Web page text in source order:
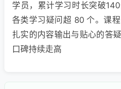
学员，累计学习时长突破
各类学习疑问超 80 个。课
扎实的内容输出与贴心的答
口碑持续走高